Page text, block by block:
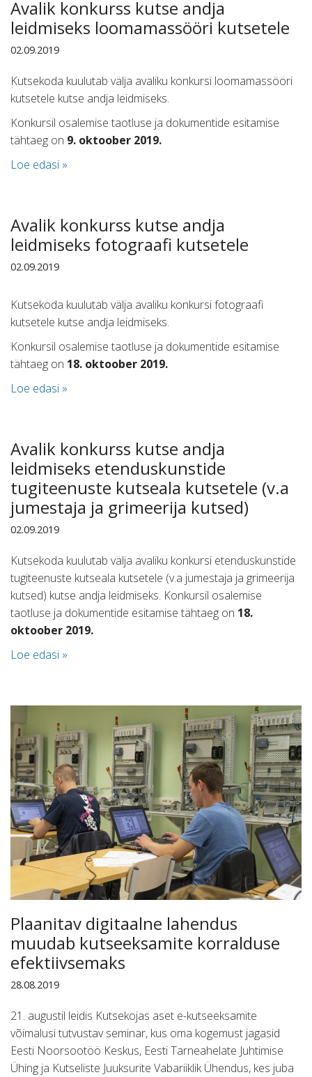
Avalik konkurss kutse andja
leidmiseks loomamassööri kutsetele
02.09.2019
Kutsekoda kuulutab välja avaliku konkursi loomamassööri
kutsetele kutse andja leidmiseks.
Konkursil osalemise taotluse ja dokumentide esitamise
tähtaeg on 9. oktoober 2019.
Loe edasi »
Avalik konkurss kutse andja
leidmiseks fotograafi kutsetele
02.09.2019
Kutsekoda kuulutab välja avaliku konkursi fotograafi
kutsetele kutse andja leidmiseks.
Konkursil osalemise taotluse ja dokumentide esitamise
tähtaeg on 18. oktoober 2019.
Loe edasi »
Avalik konkurss kutse andja
leidmiseks etenduskunstide
tugiteenuste kutseala kutsetele (v.a
jumestaja ja grimeerija kutsed)
02.09.2019
Kutsekoda kuulutab välja avaliku konkursi etenduskunstide
tugiteenuste kutseala kutsetele (v.a jumestaja ja grimeerija
kutsed) kutse andja leidmiseks. Konkursil osalemise
taotluse ja dokumentide esitamise tähtaeg on 18.
oktoober 2019.
Loe edasi »
Plaanitav digitaalne lahendus
muudab kutseeksamite korralduse
efektiivsemaks
28.08.2019
21. augustil leidis Kutsekojas aset e-kutseeksamite
võimalusi tutvustav seminar, kus oma kogemust jagasid
Eesti Noorsootöö Keskus, Eesti Tarneahelate Juhtimise
Ühing ja Kutseliste Juuksurite Vabariiklik Ühendus, kes juba